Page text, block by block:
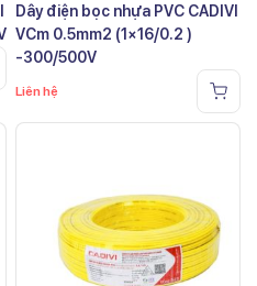
Dây điện bọc nhựa PVC CADIVI
VCm 0.5mm2 (1×16/0.2 )
-300/500V
Liên hệ